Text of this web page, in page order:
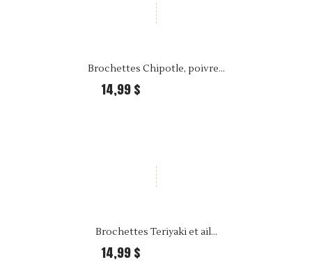
Brochettes Chipotle, poivre...
14,99 $
Brochettes Teriyaki et ail...
14,99 $